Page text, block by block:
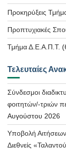
Προκηρύξεις
Προπτυχιακές
Τμήμα Δ.Ε.Α.Π.Τ.
Τελευταίες
Σύνδεσμοι
φοιτητών/-τριών
Αυγούστου 2026
Υποβολή
Διεθνείς